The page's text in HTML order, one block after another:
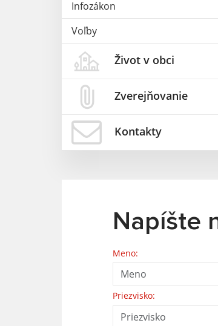
Infozákon
Voľby
Život v obci
Zverejňovanie
Kontakty
Napíšte
Meno:
Priezvisko: